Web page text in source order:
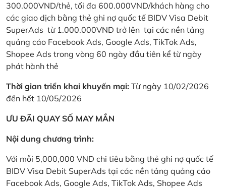
300.000VND/thẻ, tối đa 600.000VND/khách hàng cho
các giao dịch bằng thẻ ghi nợ quốc tế BIDV Visa Debit
SuperAds từ 1.000.000VND trở lên tại các nền tảng
quảng cáo Facebook Ads, Google Ads, TikTok Ads,
Shopee Ads trong vòng 60 ngày đầu tiên kể từ ngày
phát hành thẻ
Thời gian triển khai khuyến mại: Từ ngày 10/02/2026
đến hết 10/05/2026
ƯU ĐÃI QUAY SỐ MAY MẮN
Nội dung chương trình:
Với mỗi 5,000,000 VND chi tiêu bằng thẻ ghi nợ quốc tế
BIDV Visa Debit SuperAds tại các nền tảng quảng cáo
Facebook Ads, Google Ads, TikTok Ads, Shopee Ads